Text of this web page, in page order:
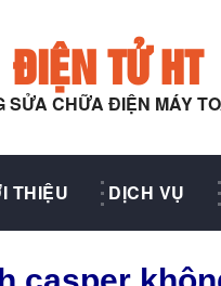
ĐIỆN TỬ HT
SỬA CHỮA ĐIỆN MÁY
THIỆU DỊCH VỤ